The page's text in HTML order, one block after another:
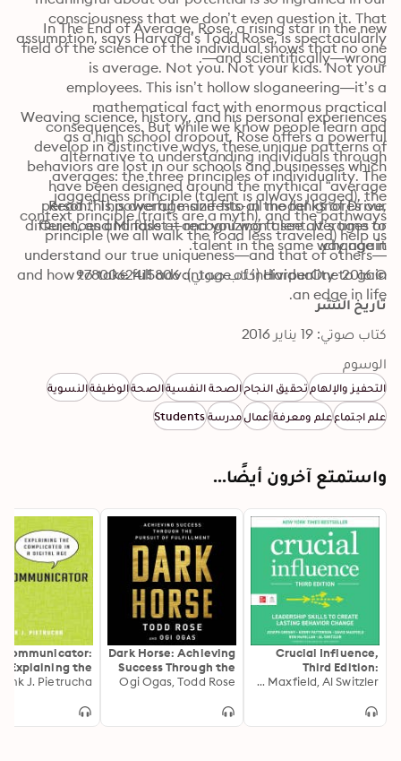
assumption, says Harvard’s Todd Rose, is spectacularly
—and scientifically—wrong.
field of the science of the individual shows that no one
consequences. But while we know people learn and
develop in distinctive ways, these unique patterns of
differences and fails at recognizing talent. It’s time to
change it.
Weaving science, history, and his personal experiences
as a high school dropout, Rose offers a powerful
averages: the three principles of individuality. The
jaggedness principle (talent is always jagged), the
context principle (traits are a myth), and the pathways
principle (we all walk the road less traveled) help us
understand our true uniqueness—and that of others—
and how to take full advantage of individuality to gain
an edge in life.
Read this powerful manifesto in the ranks of Drive,
Quiet, and Mindset—and you won’t see averages or
talent in the same way again.
© 2016 HarperOne (كتاب صوتي): 9780062415806
تاريخ النشر
كتاب صوتي: 19 يناير 2016
الوسوم
التحفيز والإلهامتحقيق النجاحالصحة النفسيةالصحةالوظيفةالنسوية
علم اجتماععلم ومعرفةأعمالمدرسةStudents
واستمتع آخرون أيضًا...
Crucial Influence,
Third Edition:
Leadership Skills to
Behavior Change
Joseph Grenny, Kerry Patterson, Ron McMillan, David Maxfield, Al Switzler
Dark Horse: Achieving
Success Through the
Pursuit of Fulfillment
Ogi Ogas, Todd Rose
Explaining the
Complicated So
Understand
J. Pietrucha